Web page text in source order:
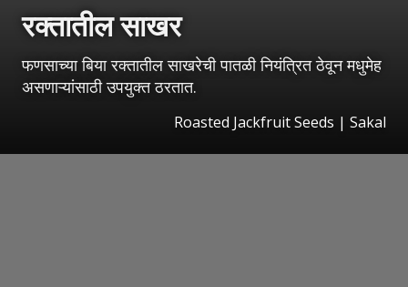
रक्तातील साखर
फणसाच्या बिया रक्तातील साखरेची पातळी नियंत्रित ठेवून मधुमेह
असणाऱ्यांसाठी उपयुक्त ठरतात.
Roasted Jackfruit Seeds | Sakal